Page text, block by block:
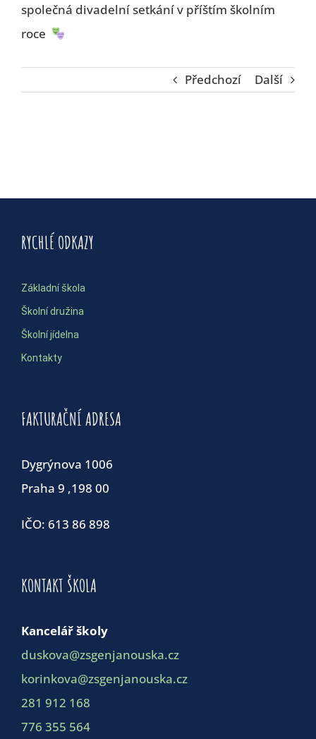
Předchozí Další
společná divadelní setkání v příštím školním
roce
RYCHLÉ ODKAZY
Základní škola
Školní družina
Školní jídelna
Kontakty
FAKTURAČNÍ ADRESA
Dygrýnova 1006
Praha 9 ,198 00
IČO: 613 86 898
KONTAKT ŠKOLA
Kancelář školy
duskova@zsgenjanouska.cz
korinkova@zsgenjanouska.cz
281 912 168
776 355 564